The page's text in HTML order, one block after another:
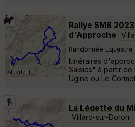
Rallye SMB
d'Approche
Randonnée Equestre
Itinéraires
Saisies" à partir
Ugine ou Le
La Légette du
Villard-sur-Doron